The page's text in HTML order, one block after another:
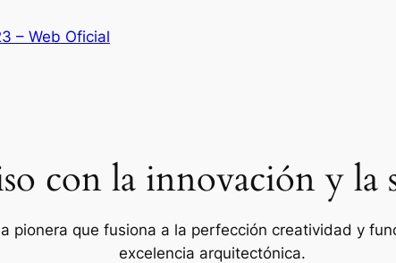
– Web Oficial
con la innovación y la
pionera que fusiona a la perfección creatividad y
excelencia arquitectónica.